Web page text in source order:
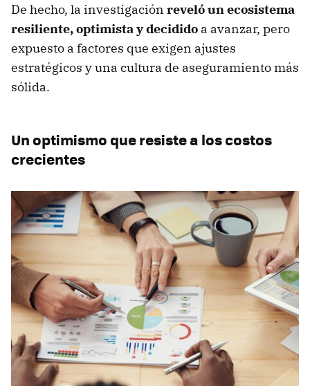
De hecho, la investigación reveló un ecosistema
resiliente, optimista y decidido a avanzar, pero
expuesto a factores que exigen ajustes
estratégicos y una cultura de aseguramiento más
sólida.
Un optimismo que resiste a los costos
crecientes